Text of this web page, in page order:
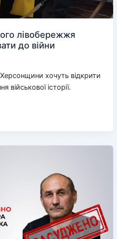
лівобережжя
до війни
хочуть відкрити
військової історії.